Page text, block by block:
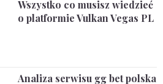
Wszystko co musisz wiedzieć
o platformie Vulkan Vegas PL
Analiza serwisu gg bet polska